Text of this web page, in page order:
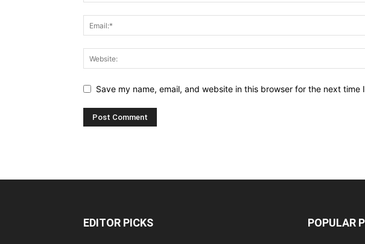
Save my name, email, and website in this browser for the next time
EDITOR PICKS POPULAR